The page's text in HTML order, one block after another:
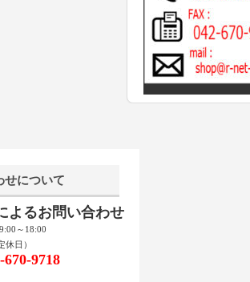
せについて
よるお問い合わせ
～18:00
休日）
9718